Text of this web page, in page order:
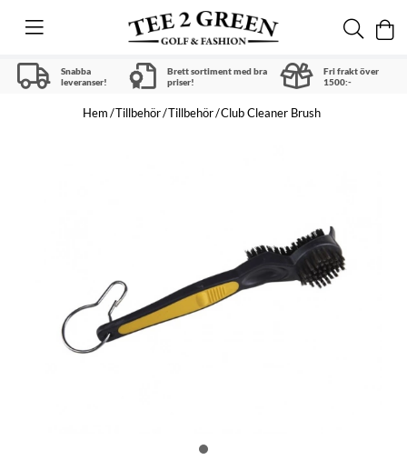
Snabba
leveranser!
Brett sortiment med bra
priser!
Fri frakt över
1500:-
Hem Tillbehör Tillbehör Club Cleaner Brush